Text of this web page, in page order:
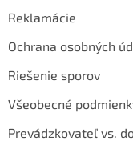
Reklamácie
Ochrana osobných
Riešenie sporov
Všeobecné
Prevádzkovateľ vs.